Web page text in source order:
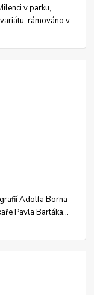
v parku,
rámováno v
Adolfa Borna
Pavla Bartáka...